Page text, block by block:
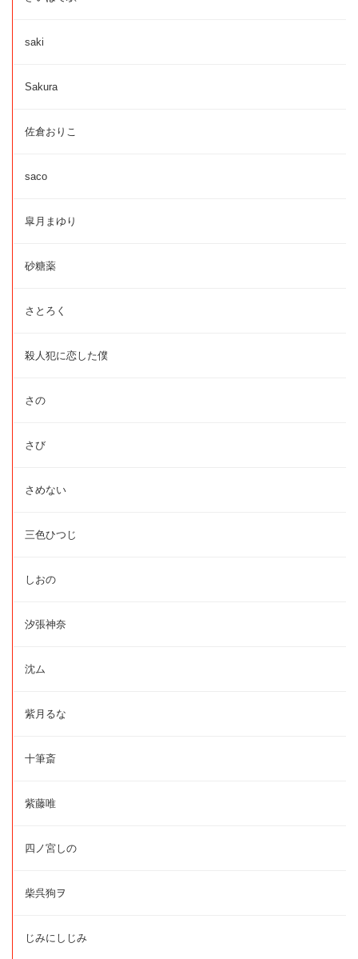
saki
Sakura
佐倉おりこ
saco
皐月まゆり
砂糖薬
さとろく
殺人犯に恋した僕
さの
さび
さめない
三色ひつじ
しおの
汐張神奈
沈ム
紫月るな
十筆斎
紫藤唯
四ノ宮しの
柴呉狗ヲ
じみにしじみ